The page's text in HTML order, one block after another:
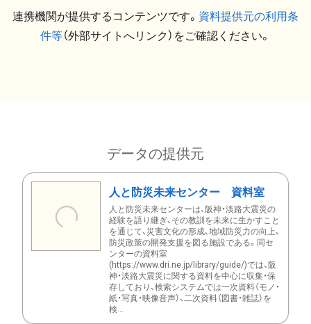
連携機関が提供するコンテンツです。 資料提供元の利用条
件等（外部サイトへリンク）をご確認ください。
データの提供元
人と防災未来センター 資料室
人と防災未来センターは、阪神・淡路大震災の
経験を語り継ぎ、その教訓を未来に生かすこと
を通じて、災害文化の形成、地域防災力の向上、
防災政策の開発支援を図る施設である。同セ
ンターの資料室
(https://www.dri.ne.jp/library/guide/)では、阪
神・淡路大震災に関する資料を中心に収集・保
存しており、検索システムでは一次資料（モノ・
紙・写真・映像音声）、二次資料（図書・雑誌）を
検...